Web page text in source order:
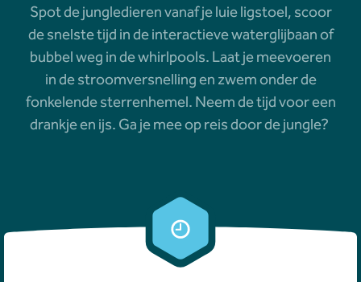
Spot de jungledieren vanaf je luie ligstoel, scoor
de snelste tijd in de interactieve waterglijbaan of
bubbel weg in de whirlpools. Laat je meevoeren
in de stroomversnelling en zwem onder de
fonkelende sterrenhemel. Neem de tijd voor een
drankje en ijs. Ga je mee op reis door de jungle?